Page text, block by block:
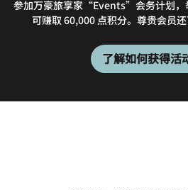
参加万豪旅享家“Events”会务计划，
可赚取 60,000 点积分。尊贵会员还
了解如何获得活